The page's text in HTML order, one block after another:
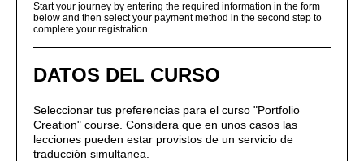
Start your journey by entering the required information in the form
below and then select your payment method in the second step to
complete your registration.
DATOS DEL CURSO
Seleccionar tus preferencias para el curso "Portfolio
Creation" course. Considera que en unos casos las
lecciones pueden estar provistos de un servicio de
traducción simultanea.